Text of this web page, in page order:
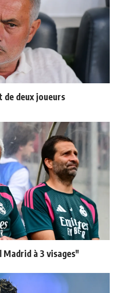
de deux joueurs
Madrid à 3 visages"